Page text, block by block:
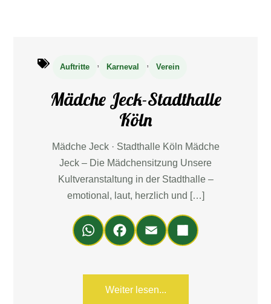
Auftritte , Karneval , Verein
Mädche Jeck-Stadthalle
Köln
Mädche Jeck · Stadthalle Köln Mädche
Jeck – Die Mädchensitzung Unsere
Kultveranstaltung in der Stadthalle –
emotional, laut, herzlich und […]
Wh
ats
Fa
ce
ok
Em
ail
Teil
en
Weiter lesen...